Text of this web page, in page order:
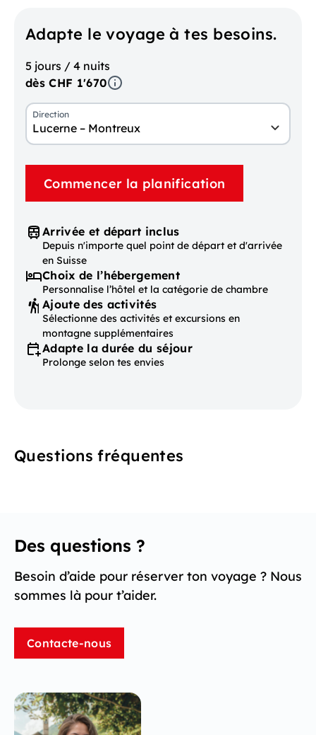
Adapte le voyage à tes besoins.
5 jours / 4 nuits
dès CHF 1'670
Direction
Lucerne – Montreux
Commencer la planification
Arrivée et départ inclus
Depuis n'importe quel point de départ et d'arrivée
en Suisse
Choix de l’hébergement
Personnalise l’hôtel et la catégorie de chambre
Ajoute des activités
Sélectionne des activités et excursions en
montagne supplémentaires
Adapte la durée du séjour
Prolonge selon tes envies
Questions fréquentes
Des questions ?
Besoin d’aide pour réserver ton voyage ? Nous
sommes là pour t’aider.
Contacte-nous